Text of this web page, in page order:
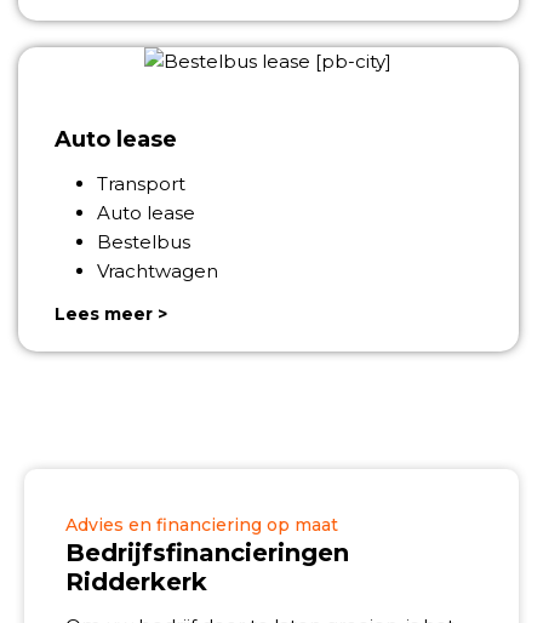
Auto lease
Transport
Auto lease
Bestelbus
Vrachtwagen
Lees meer >
Advies en financiering op maat
Bedrijfsfinancieringen
Ridderkerk